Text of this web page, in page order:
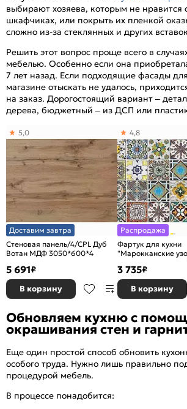
выбирают хозяева, которым не нравится
шкафчиках, или покрыть их пленкой
сложно из-за стеклянных и других
Решить этот вопрос проще всего в
мебелью. Особенно если она
7 лет назад. Если подходящие фасады
магазине отыскать не удалось,
на заказ. Дорогостоящий вариант –
дерева, бюджетный – из ДСП или
Доставим завтра
Стеновая панель/4/CPL Дуб
Вотан МДФ 3050*600*4
5,0
5 691₽
В корзину
Распродажа
Фартук для кухни
"Марокканские
4,8
3 735₽
В корзину
Обновляем кухню с
окрашивания стен и
Еще один простой способ обновить
особого труда. Нужно лишь правильно
процедурой мебель.
В процессе понадобится: